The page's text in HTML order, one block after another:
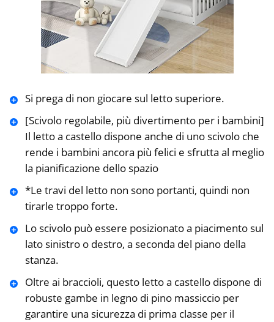
Si prega di non giocare sul letto superiore.
[Scivolo regolabile, più divertimento per i bambini]
Il letto a castello dispone anche di uno scivolo che
rende i bambini ancora più felici e sfrutta al meglio
la pianificazione dello spazio
*Le travi del letto non sono portanti, quindi non
tirarle troppo forte.
Lo scivolo può essere posizionato a piacimento sul
lato sinistro o destro, a seconda del piano della
stanza.
Oltre ai braccioli, questo letto a castello dispone di
robuste gambe in legno di pino massiccio per
garantire una sicurezza di prima classe per il